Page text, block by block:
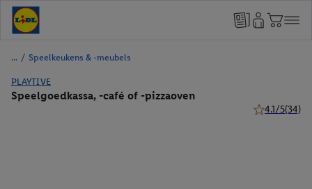
/ Speelkeukens & -meubels
PLAYTIVE
Speelgoedkassa, -café of -pizzaoven
4.1/5(34)